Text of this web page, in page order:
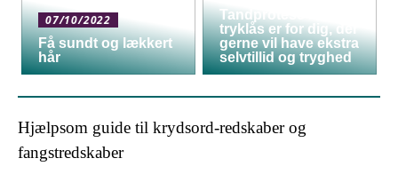
07/10/2022
Få sundt og lækkert
hår
Tandprotese med
tryklås er for dig, der
gerne vil have ekstra
selvtillid og tryghed
Hjælpsom guide til krydsord-redskaber og
fangstredskaber